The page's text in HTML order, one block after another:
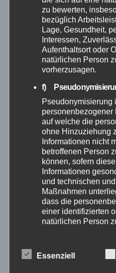
März 2026
Februar 2026
Januar 2026
Dezember 2025
November 2025
Oktober 2025
September 2025
August 2025
Juli 2025
zu bewerten,
bezüglich
Lage, Gesundheit,
Interessen,
Aufenthaltsort oder
natürlichen Person
vorherzusagen.
f)
Pseudonymisierung
personenbezogener
auf welche die
ohne Hinzuziehung
Informationen nicht
betroffenen Person
können, sofern
Informationen
und technischen
Maßnahmen
dass die
einer identifizierten
natürlichen Person
Essenziell